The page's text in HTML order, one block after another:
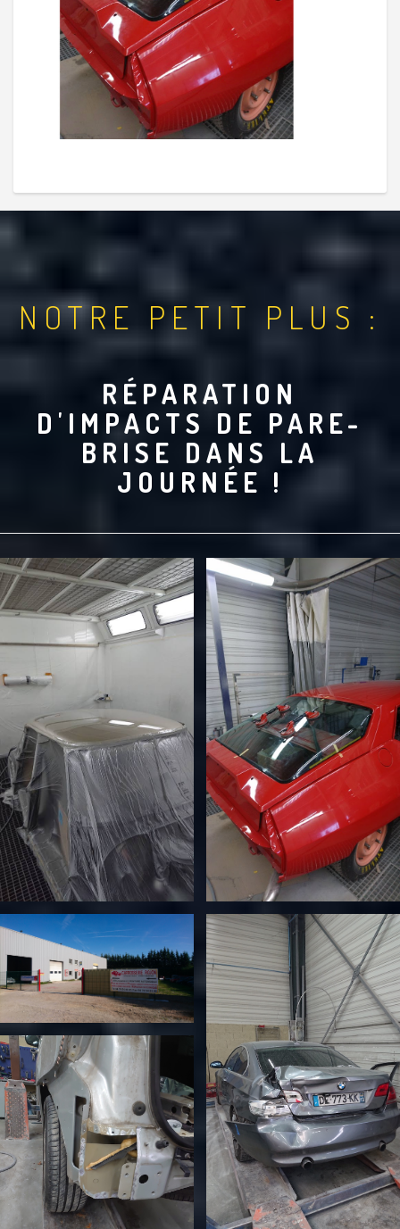
NOTRE PETIT PLUS :
RÉPARATION
D'IMPACTS DE PARE-
BRISE DANS LA
JOURNÉE !